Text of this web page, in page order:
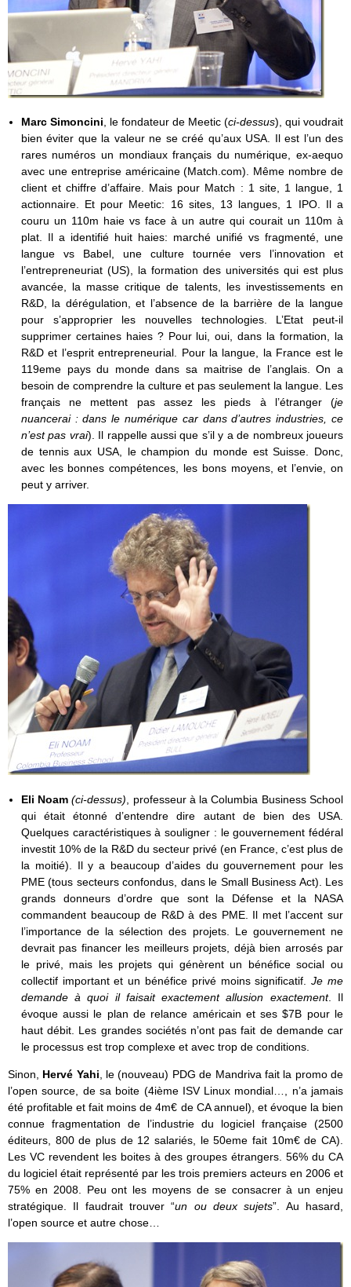
Marc Simoncini, le fondateur de Meetic (ci-dessus), qui voudrait
bien éviter que la valeur ne se créé qu’aux USA. Il est l’un des
rares numéros un mondiaux français du numérique, ex-aequo
avec une entreprise américaine (Match.com). Même nombre de
client et chiffre d’affaire. Mais pour Match : 1 site, 1 langue, 1
actionnaire. Et pour Meetic: 16 sites, 13 langues, 1 IPO. Il a
couru un 110m haie vs face à un autre qui courait un 110m à
plat. Il a identifié huit haies: marché unifié vs fragmenté, une
langue vs Babel, une culture tournée vers l’innovation et
l’entrepreneuriat (US), la formation des universités qui est plus
avancée, la masse critique de talents, les investissements en
R&D, la dérégulation, et l’absence de la barrière de la langue
pour s’approprier les nouvelles technologies. L’Etat peut-il
supprimer certaines haies ? Pour lui, oui, dans la formation, la
R&D et l’esprit entrepreneurial. Pour la langue, la France est le
119eme pays du monde dans sa maitrise de l’anglais. On a
besoin de comprendre la culture et pas seulement la langue. Les
français ne mettent pas assez les pieds à l’étranger (je
nuancerai : dans le numérique car dans d’autres industries, ce
n’est pas vrai). Il rappelle aussi que s’il y a de nombreux joueurs
de tennis aux USA, le champion du monde est Suisse. Donc,
avec les bonnes compétences, les bons moyens, et l’envie, on
peut y arriver.
Eli Noam(ci-dessus) , professeur à la Columbia Business School
qui était étonné d’entendre dire autant de bien des USA.
Quelques caractéristiques à souligner : le gouvernement fédéral
investit 10% de la R&D du secteur privé (en France, c’est plus de
la moitié). Il y a beaucoup d’aides du gouvernement pour les
PME (tous secteurs confondus, dans le Small Business Act). Les
grands donneurs d’ordre que sont la Défense et la NASA
commandent beaucoup de R&D à des PME. Il met l’accent sur
l’importance de la sélection des projets. Le gouvernement ne
devrait pas financer les meilleurs projets, déjà bien arrosés par
le privé, mais les projets qui génèrent un bénéfice social ou
collectif important et un bénéfice privé moins significatif.Je me
demande à quoi il faisait exactement allusion exactement. Il
évoque aussi le plan de relance américain et ses $7B pour le
haut débit. Les grandes sociétés n’ont pas fait de demande car
le processus est trop complexe et avec trop de conditions.
Sinon, Hervé Yahi , le (nouveau) PDG de Mandriva fait la promo de
l’open source, de sa boite (4ième ISV Linux mondial…, n’a jamais
été profitable et fait moins de 4m€ de CA annuel), et évoque la bien
connue fragmentation de l’industrie du logiciel française (2500
éditeurs, 800 de plus de 12 salariés, le 50eme fait 10m€ de CA).
Les VC revendent les boites à des groupes étrangers. 56% du CA
du logiciel était représenté par les trois premiers acteurs en 2006 et
75% en 2008. Peu ont les moyens de se consacrer à un enjeu
stratégique. Il faudrait trouver “un ou deux sujets”. Au hasard,
l’open source et autre chose…